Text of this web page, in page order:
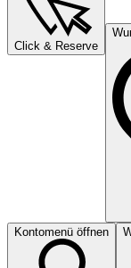
Click & Reserve
Kontomenü öffnen